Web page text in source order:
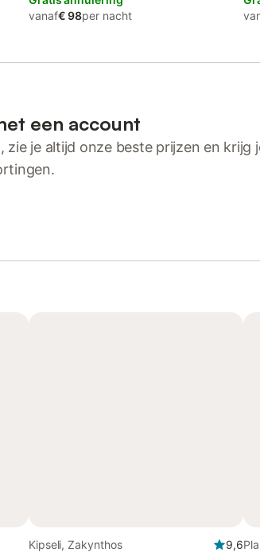
vanaf€ 98per nacht
een account
zie je altijd onze beste prijzen en krijg
Kipseli, Zakynthos
9,6